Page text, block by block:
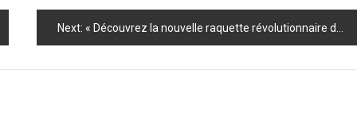
Next: « Découvrez la nouvelle raquette révolutionnaire de Juan Lebrón : un véritable changement de jeu ! »